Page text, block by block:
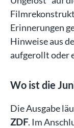
Erinnerungen
Hinweise aus
aufgerollt oder
Wo ist die
Die Ausgabe
ZDF. Im